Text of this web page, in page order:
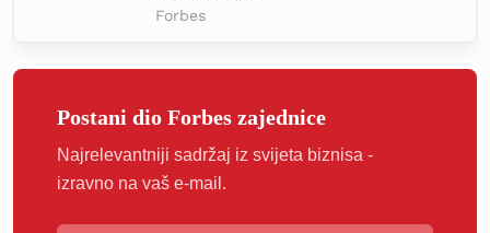
Forbes
Postani dio Forbes zajednice
Najrelevantniji sadržaj iz svijeta biznisa -
izravno na vaš e-mail.